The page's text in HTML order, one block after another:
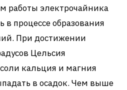
работы электрочайника
процессе образования
При достижении
Цельсия
кальция и магния
в осадок. Чем выше